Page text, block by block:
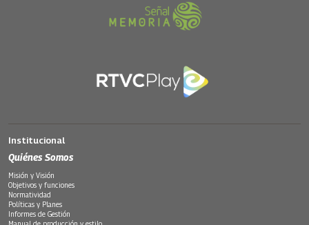
Institucional
Quiénes Somos
Misión y Visión
Objetivos y funciones
Normatividad
Políticas y Planes
Informes de Gestión
Manual de producción y estilo